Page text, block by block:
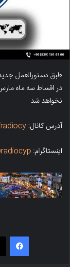
طبق دستورالعمل
در اقساط سه ماه
نخواهد شد.
آدرس کانال:
اینستاگرام: radiocyp@